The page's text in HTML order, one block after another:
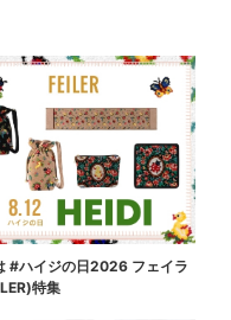
#ハイジの日2026 フェイラ
特集